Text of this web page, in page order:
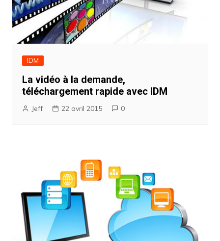
IDM
La vidéo à la demande,
téléchargement rapide avec IDM
Jeff 22 avril 2015 0